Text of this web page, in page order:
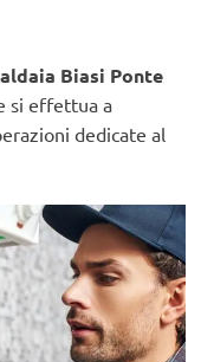
Biasi Ponte
si effettua a
dedicate al